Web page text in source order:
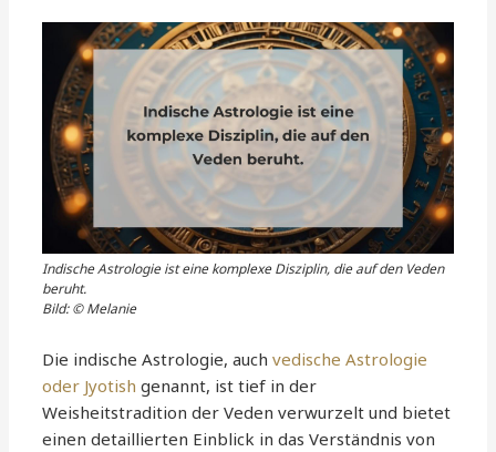
Indische Astrologie ist eine komplexe Disziplin, die auf den Veden
beruht.
Bild: © Melanie
Die indische Astrologie, auchvedische Astrologie
oder Jyotish genannt, ist tief in der
Weisheitstradition der Veden verwurzelt und bietet
einen detaillierten Einblick in das Verständnis von